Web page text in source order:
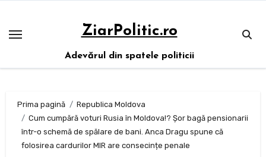
conținut
ZiarPolitic.ro
Adevărul din spatele politicii
Prima pagină
Republica Moldova
Cum cumpără voturi Rusia în Moldova!? Șor bagă pensionarii
într-o schemă de spălare de bani. Anca Dragu spune că
folosirea cardurilor MIR are consecințe penale